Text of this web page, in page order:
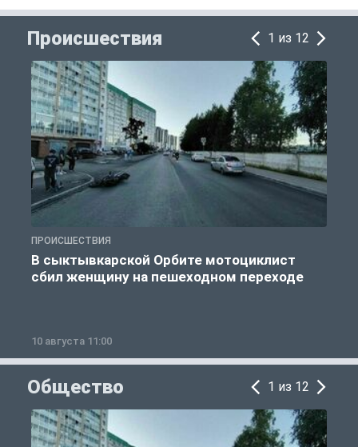
Происшествия 1 из 12
ПРОИСШЕСТВИЯ
В сыктывкарской Орбите мотоциклист
сбил женщину на пешеходном переходе
10 августа 11:00
Общество 1 из 12